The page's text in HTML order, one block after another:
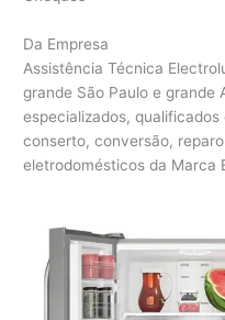
Da Empresa
Assistência Técnica
grande São Paulo e grande
especializados,
conserto, conversão,
eletrodomésticos da Marca